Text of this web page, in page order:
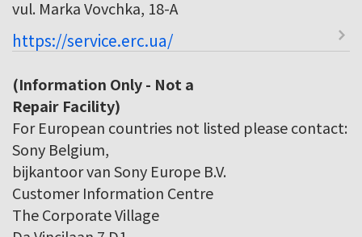
vul. Marka Vovchka, 18-A
https://service.erc.ua/
(Information Only - Not a
Repair Facility)
For European countries not listed please contact:
Sony Belgium,
bijkantoor van Sony Europe B.V.
Customer Information Centre
The Corporate Village